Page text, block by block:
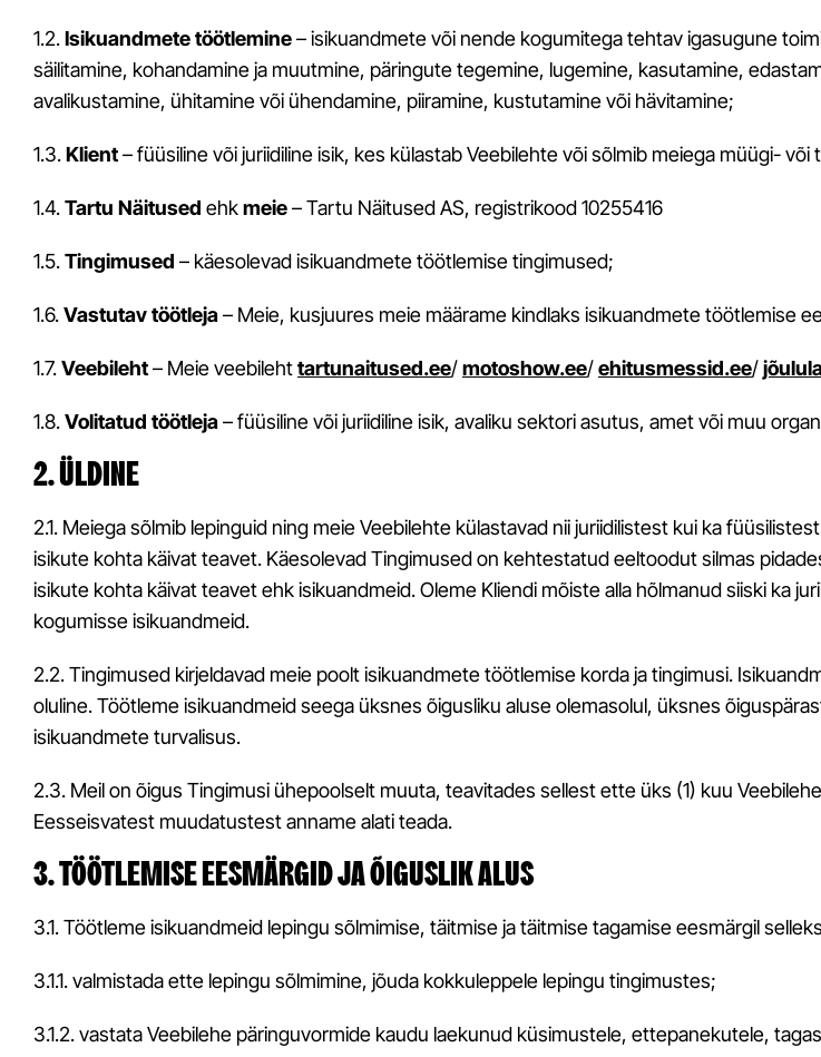
1.2.Isikuandmete töötlemine– isikuandmete või nende kogumitega tehtav igasugune
säilitamine, kohandamine ja muutmine, päringute tegemine, lugemine, kasutamine,
avalikustamine, ühitamine või ühendamine, piiramine, kustutamine või hävitamine;
1.3.Klient– füüsiline või juriidiline isik, kes külastab Veebilehte või sõlmib meiega müügi-
1.4.Tartu Näitused ehkmeie– Tartu Näitused AS, registrikood 10255416
1.5.Tingimused – käesolevad isikuandmete töötlemise tingimused;
1.6.Vastutav töötleja– Meie, kusjuures meie määrame kindlaks isikuandmete töötlemise
1.7.Veebileht– Meie veebilehttartunaitused.ee/motoshow.ee/ehitusmessid.ee/
1.8.Volitatud töötleja– füüsiline või juriidiline isik, avaliku sektori asutus, amet või muu
2. ÜLDINE
2.1. Meiega sõlmib lepinguid ning meie Veebilehte külastavad nii juriidilistest kui ka
isikute kohta käivat teavet. Käesolevad Tingimused on kehtestatud eeltoodut silmas
isikute kohta käivat teavet ehk isikuandmeid. Oleme Kliendi mõiste alla hõlmanud siiski ka
kogumisse isikuandmeid.
2.2. Tingimused kirjeldavad meie poolt isikuandmete töötlemise korda ja tingimusi.
oluline. Töötleme isikuandmeid seega üksnes õigusliku aluse olemasolul, üksnes
isikuandmete turvalisus.
2.3. Meil on õigus Tingimusi ühepoolselt muuta, teavitades sellest ette üks (1) kuu
Eesseisvatest muudatustest anname alati teada.
3. TÖÖTLEMISE EESMÄRGID JA ÕIGUSLIK ALUS
3.1. Töötleme isikuandmeid lepingu sõlmimise, täitmise ja täitmise tagamise eesmärgil
3.1.1. valmistada ette lepingu sõlmimine, jõuda kokkuleppele lepingu tingimustes;
3.1.2. vastata Veebilehe päringuvormide kaudu laekunud küsimustele, ettepanekutele,